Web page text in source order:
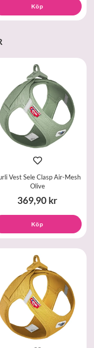
Köp
Vest Sele Clasp Air-Mesh
Olive
369,90 kr
Köp